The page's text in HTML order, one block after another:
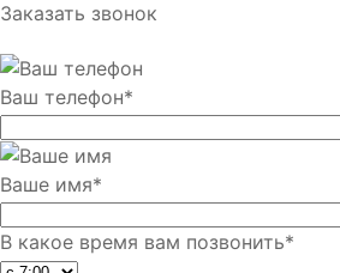
Заказать звонок
Ваш телефон*
Ваше имя*
В какое время вам позвонить*